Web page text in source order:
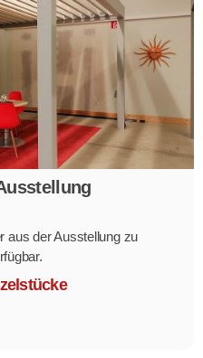
aus der Ausstellung zu
Ausführungen.